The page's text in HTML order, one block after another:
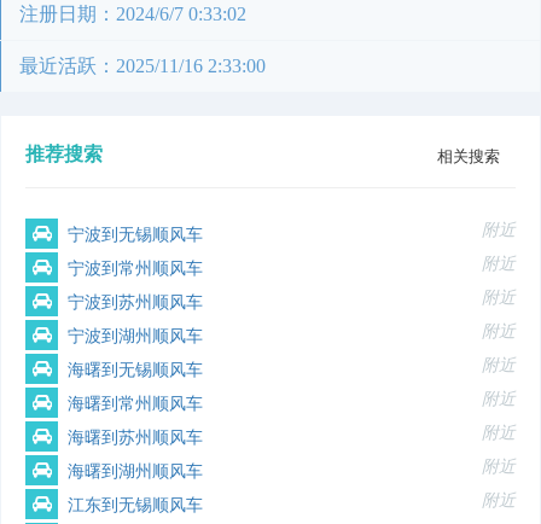
注册日期：2024/6/7 0:33:02
最近活跃：2025/11/16 2:33:00
推荐搜索 相关搜索
宁波到无锡顺风车 附近
宁波到常州顺风车 附近
宁波到苏州顺风车 附近
宁波到湖州顺风车 附近
海曙到无锡顺风车 附近
海曙到常州顺风车 附近
海曙到苏州顺风车 附近
海曙到湖州顺风车 附近
江东到无锡顺风车 附近